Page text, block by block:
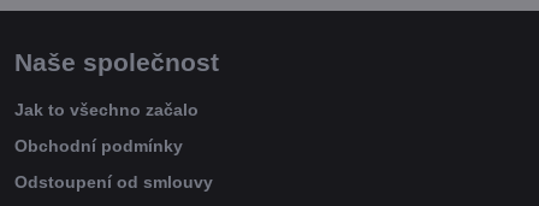
Naše společnost
Jak to všechno začalo
Obchodní podmínky
Odstoupení od smlouvy